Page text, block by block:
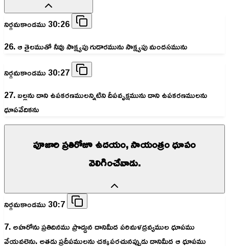
నిర్గమకాండము 30:26
26. ఆ తైలముతో నీవు సాక్ష్యపు గుడారమును సాక్ష్యపు మందసమును
నిర్గమకాండము 30:27
27. బల్లను దాని ఉపకరణములన్నిటిని దీపవృక్షమును దాని ఉపకరణములను
ధూపవేదికను
పూజారి ప్రతిరోజూ ఉదయం, సాయంత్రం ధూపం
వెలిగించేవాడు.
నిర్గమకాండము 30:7
7. అహరోను ప్రతిదినము ప్రొద్దున దానిమీద పరిమళద్రవ్యముల ధూపము
వేయవలెను. అతడు ప్రదీపములను చక్కపరచునప్పుడు దానిమీద ఆ ధూపము